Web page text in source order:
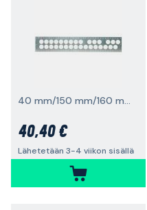
40 mm/150 mm/160 mm, taivutettu reuna
40,40 €
Lähetetään 3-4 viikon sisällä